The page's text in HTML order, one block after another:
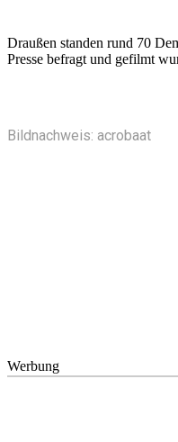
Draußen standen rund 70
Presse befragt und gefilmt
Bildnachweis: acrobaat
Werbung